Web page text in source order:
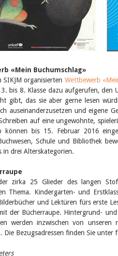
«Mein Buchumschlag»
SIKJM organisierten Wettbewerb
bis 8. Klasse dazu aufgerufen, den
gibt, das sie aber gerne lesen
auseinanderzusetzen und eigene
auf eine ungewohnte,
können bis 15. Februar 2016
Schule und Bibliothek
in drei Alterskategorien.
zirka 25 Glieder des langen
Thema. Kindergarten- und
und Lektüren fürs erste
der Bücherraupe. Hintergrund-
werden inzwischen von unseren
Die Bezugsadressen finden Sie unter